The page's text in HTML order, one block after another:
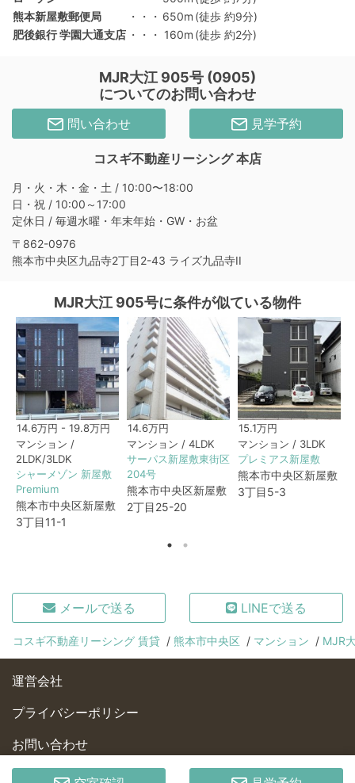
熊本新屋敷郵便局
・・・ 650m (徒歩 約9分)
肥後銀行 学園大通支店 ・・・ 160m (徒歩 約2分)
MJR大江 905号 (0905)
についてのお問い合わせ
問い合わせ 見学予約
コスギ不動産リーシング 本店
月・火・木・金・土 / 10:00〜18:00
日・祝 / 10:00～17:00
定休日 / 毎週水曜・年末年始・GW・お盆
〒862-0976
熊本市中央区九品寺2丁目2-43 ライズ九品寺II
MJR大江 905号に条件が似ている物件
14.6万円 - 19.8万円
マンション /
2LDK/3LDK
シャーメゾン 新屋敷
Premium
熊本市中央区新屋敷
3丁目11-1
14.6万円
マンション / 4LDK
サーパス新屋敷東街区
204号
熊本市中央区新屋敷
2丁目25-20
15.1万円
マンション / 3LDK
プレミアス新屋敷
熊本市中央区新屋敷
3丁目5-3
メールで送る LINEで送る
コスギ不動産リーシング 賃貸 熊本市中央区 マンション MJR
運営会社
プライバシーポリシー
お問い合わせ
© KOSUGI REAL ESTATE Co., Ltd.